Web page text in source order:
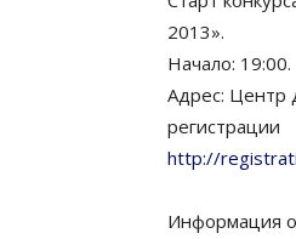
2013».
Начало: 19:00.
Адрес: Центр
регистрации
http://
Информация